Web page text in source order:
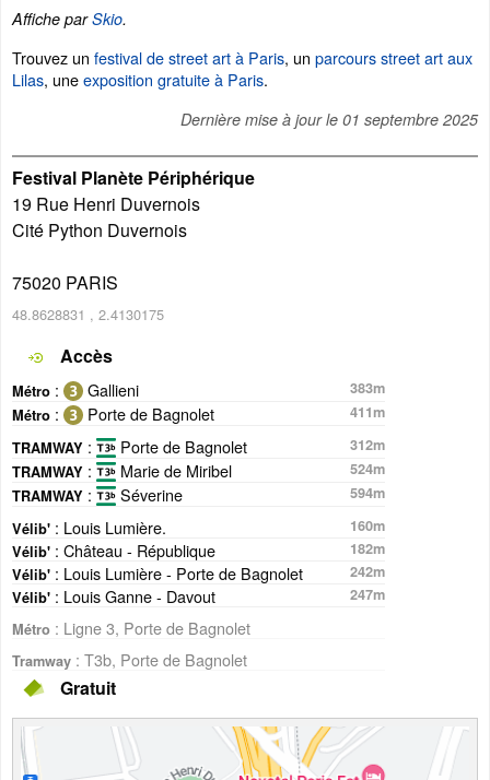
Affiche parSkio.
Trouvez un festival de street art à Paris, un parcours street art aux
Lilas, uneexposition gratuite à Paris.
Dernière mise à jour le 01 septembre 2025
Festival Planète Périphérique
19 Rue Henri Duvernois
Cité Python Duvernois
75020 PARIS
48.8628831 , 2.4130175
Accès
Métro : Gallieni
383m
Métro : Porte de Bagnolet
411m
TRAMWAY : Porte de Bagnolet
312m
TRAMWAY : Marie de Miribel
524m
TRAMWAY : Séverine
594m
Vélib' : Louis Lumière.
160m
Vélib' : Château - République
182m
Vélib' : Louis Lumière - Porte de Bagnolet
242m
Vélib' : Louis Ganne - Davout
247m
Métro : Ligne 3, Porte de Bagnolet
Tramway : T3b, Porte de Bagnolet
Gratuit